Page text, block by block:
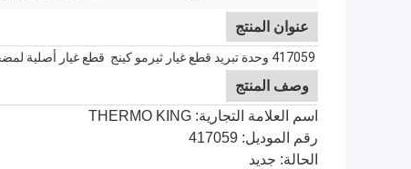
عنوان المنتج
وصف المنتج
اسم العلامة التجارية: THERMO KING
رقم الموديل: 417059
الحالة: جديد